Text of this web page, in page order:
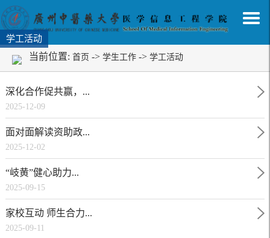
学工活动
当前位置: 首页 -> 学生工作 -> 学工活动
深化合作促共赢，...
2025-12-09
面对面解读资助政...
2025-12-02
“岐黄”健心助力...
2025-09-15
家校互动 师生合力...
2025-09-11